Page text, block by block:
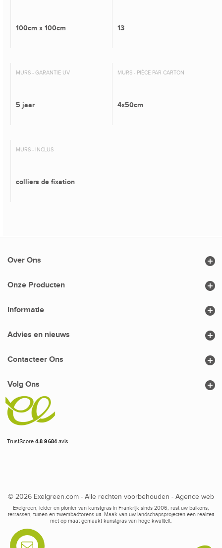
100cm x 100cm 13
MURS - GARANTIE UV
5 jaar
MURS - PIÈCE PAR CARTON
4x50cm
MURS - INCLUS
colliers de fixation
Over Ons 
Onze Producten 
Contacteer Ons 
Volg Ons 
Informatie 
Advies en nieuws 
© 2026 Exelgreen.com - Alle rechten voorbehouden - Agence web
Exelgreen, leider en pionier van kunstgras in Frankrijk sinds 2006, rust uw balkons,
terrassen, tuinen en zwembadtorens uit. Maak van uw landschapsprojecten een realiteit
met op maat gemaakt kunstgras van hoge kwaliteit.